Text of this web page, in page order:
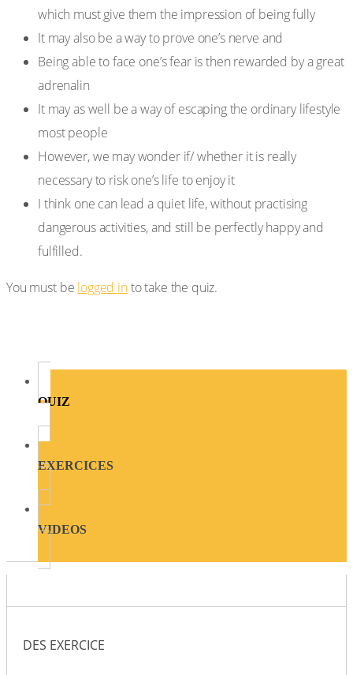
which must give them the impression of being fully
It may also be a way to prove one’s nerve and
Being able to face one’s fear is then rewarded by a great
adrenalin
It may as well be a way of escaping the ordinary lifestyle
most people
However, we may wonder if/ whether it is really
necessary to risk one’s life to enjoy it
I think one can lead a quiet life, without practising
dangerous activities, and still be perfectly happy and
fulfilled.
You must be logged into take the quiz.
QUIZ
EXERCICES
VIDEOS
DES EXERCICE